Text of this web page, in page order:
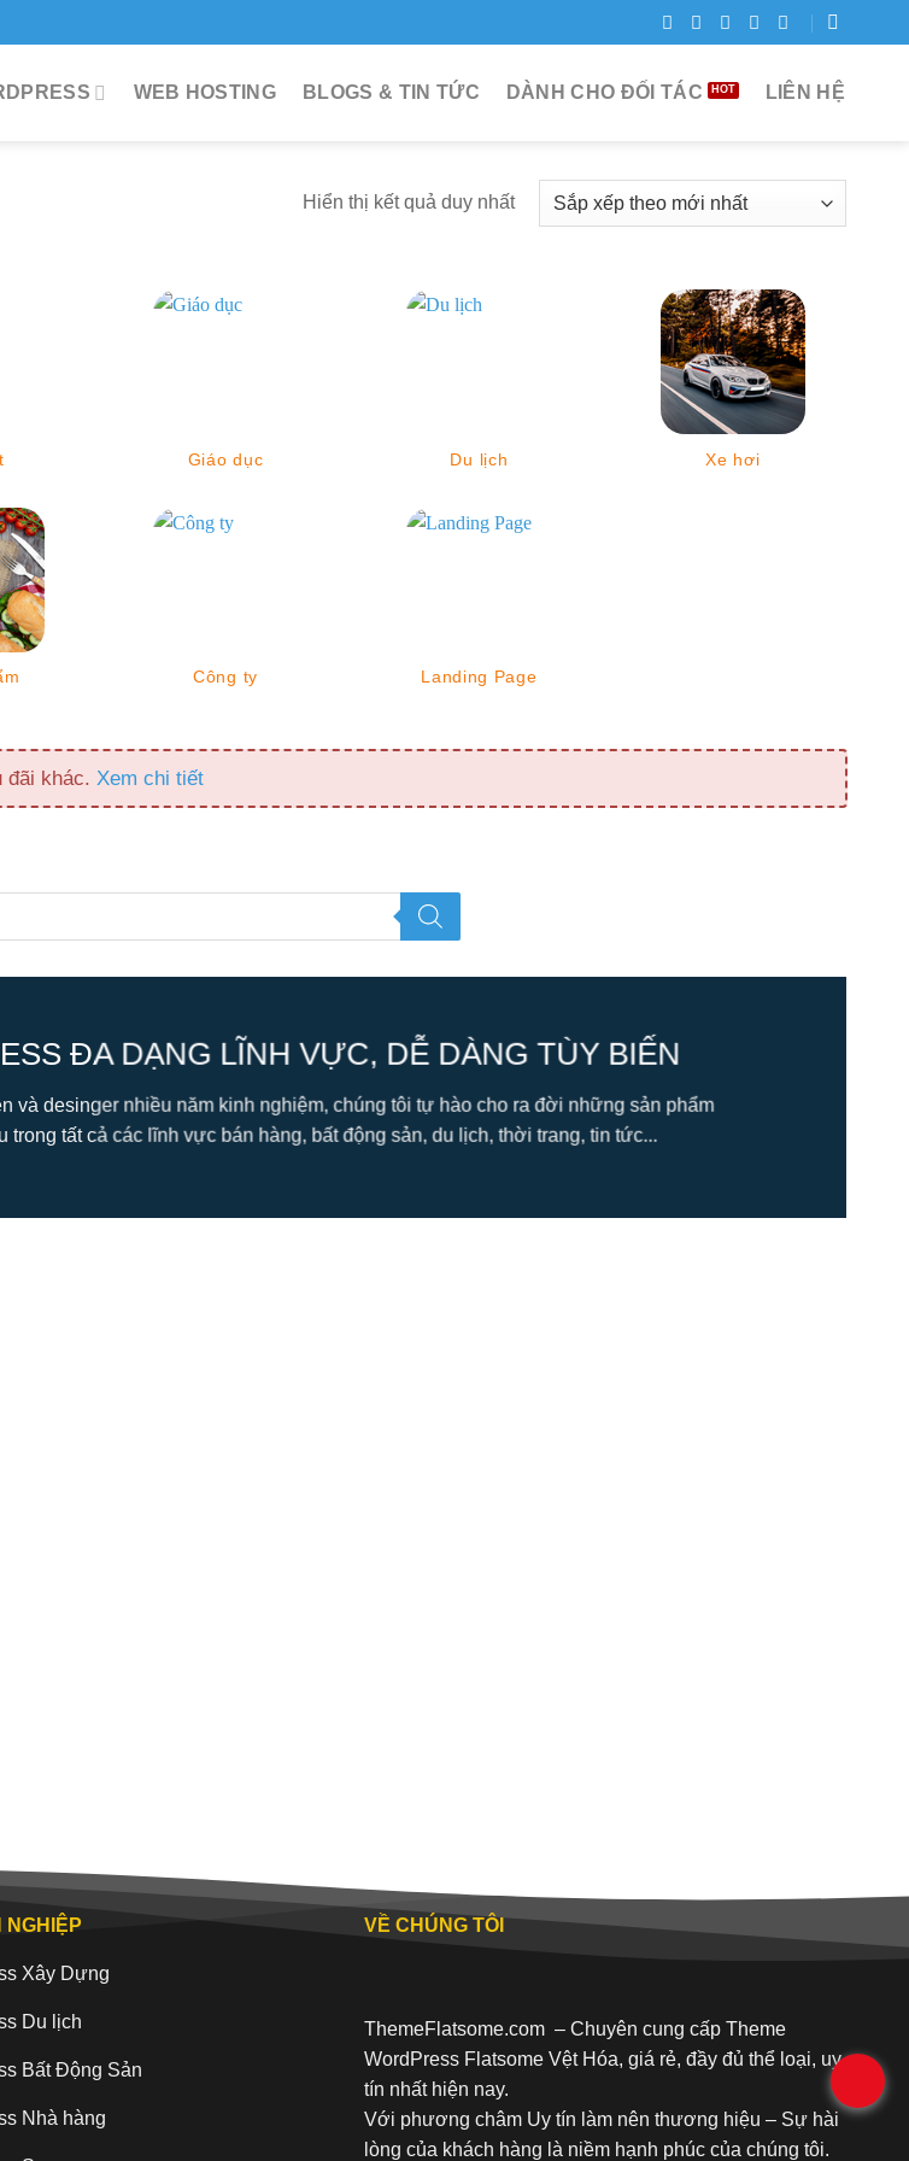
WEB HOSTING BLOGS & TIN TỨC DÀNH CHO ĐỐI TÁC LIÊN HỆ
Hiển thị kết quả duy nhất
Giáo dục Du lịch Xe hơi
Công ty Landing Page
đãi khác. Xem chi tiết
ĐA DẠNG LĨNH VỰC, DỄ DÀNG TÙY BIẾN
desinger nhiều năm kinh nghiệm, chúng tôi tự hào cho ra đời những sản phẩm
tất cả các lĩnh vực bán hàng, bất động sản, du lịch, thời trang, tin tức...
NGHIỆP
Xây Dựng
Du lịch
Bất Động Sản
Nhà hàng
VỀ CHÚNG TÔI
ThemeFlatsome.com – Chuyên cung cấp Theme
WordPress Flatsome Vệt Hóa, giá rẻ, đầy đủ thể loại, uy
tín nhất hiện nay.
Với phương châm Uy tín làm nên thương hiệu – Sự hài
lòng của khách hàng là niềm hạnh phúc của chúng tôi.